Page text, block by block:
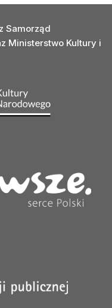
Samorząd
Ministerstwo Kultury i